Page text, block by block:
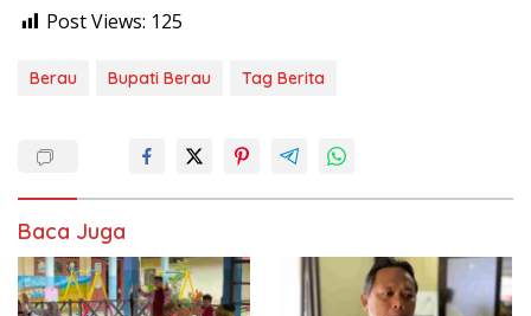
Post Views: 125
Berau Bupati Berau Tag Berita
Baca Juga